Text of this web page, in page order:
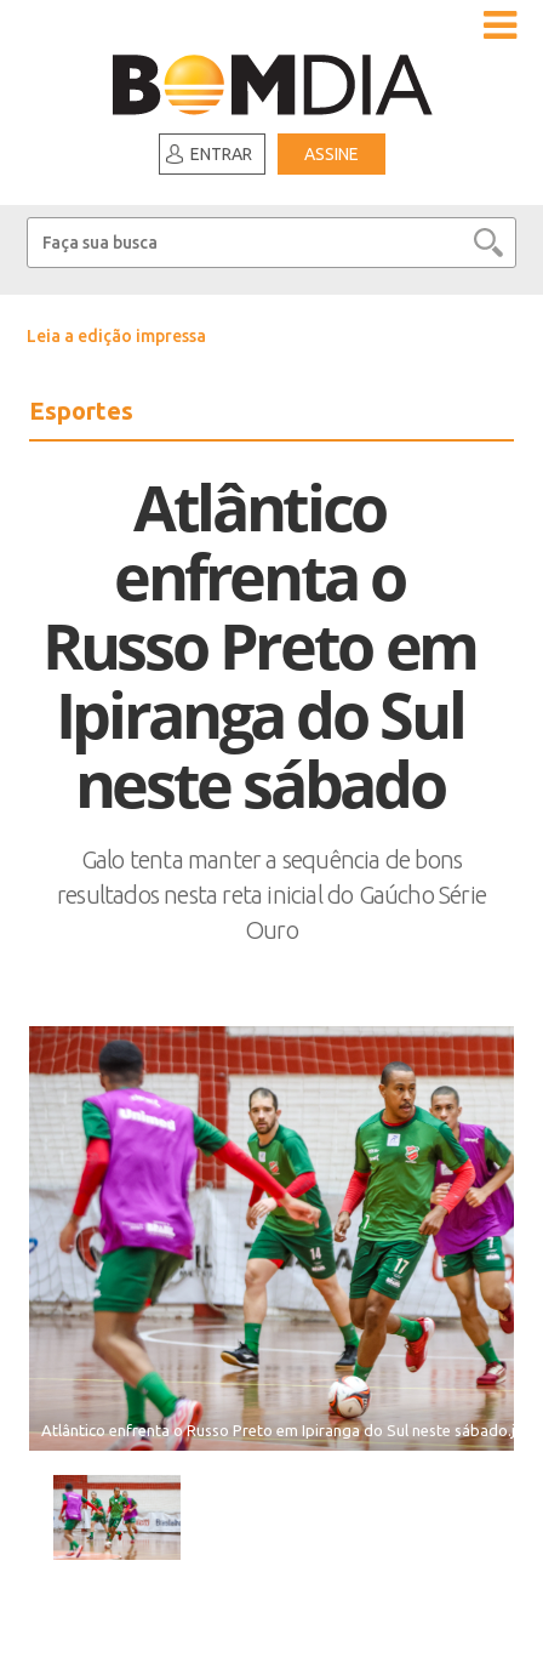
ENTRAR ASSINE
Leia a edição impressa
Esportes
Atlântico
enfrenta o
Russo Preto em
Ipiranga do Sul
neste sábado
Galo tenta manter a sequência de bons
resultados nesta reta inicial do Gaúcho Série
Ouro
Atlântico enfrenta o Russo Preto em Ipiranga do Sul neste sábado.jpg